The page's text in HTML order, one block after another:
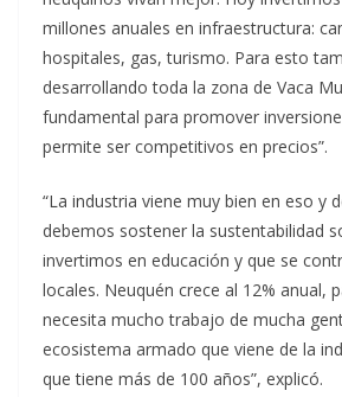
millones anuales en infraestructura:
hospitales, gas, turismo. Para esto
desarrollando toda la zona de Vaca
fundamental para promover
permite ser competitivos en precios”.
“La industria viene muy bien en eso y
debemos sostener la sustentabilidad
invertimos en educación y que se
locales. Neuquén crece al 12% anual,
necesita mucho trabajo de mucha
ecosistema armado que viene de la
que tiene más de 100 años”, explicó.